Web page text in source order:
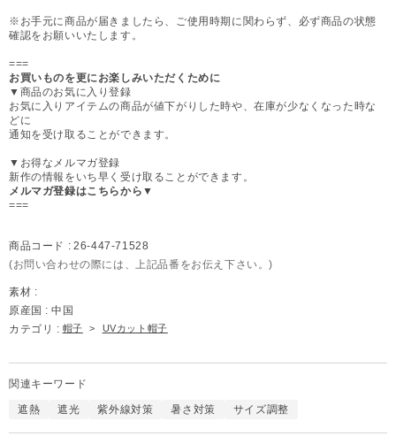
※お手元に商品が届きましたら、ご使用時期に関わらず、必ず商品の状態
確認をお願いいたします。
===
お買いものを更にお楽しみいただくために
▼商品のお気に入り登録
お気に入りアイテムの商品が値下がりした時や、在庫が少なくなった時な
どに
通知を受け取ることができます。
▼お得なメルマガ登録
新作の情報をいち早く受け取ることができます。
メルマガ登録はこちらから▼
===
商品コード : 26-447-71528
(お問い合わせの際には、上記品番をお伝え下さい。)
素材 :
原産国 : 中国
カテゴリ : 帽子 > UVカット帽子
関連キーワード
遮熱 遮光 紫外線対策 暑さ対策 サイズ調整